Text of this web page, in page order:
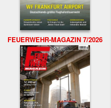
FEUERWEHR-MAGAZIN 7/2026